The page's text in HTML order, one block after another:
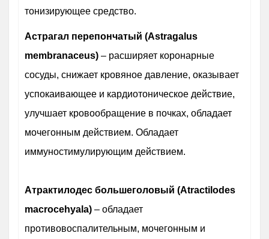
тонизирующее средство.
Астрагал перепончатый (Astragalus
membranaceus) – расширяет коронарные
сосуды, снижает кровяное давление, оказывает
успокаивающее и кардиотоническое действие,
улучшает кровообращение в почках, обладает
мочегонным действием. Обладает
иммуностимулирующим действием.
Атрактилодес большеголовый (Atractilodes
macrocehyala) – обладает
противовоспалительным, мочегонным и